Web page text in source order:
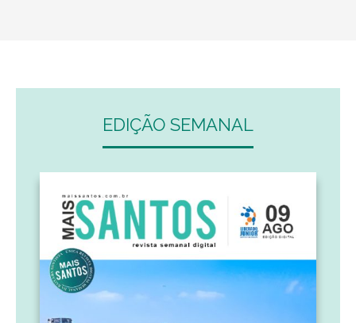
EDIÇÃO SEMANAL